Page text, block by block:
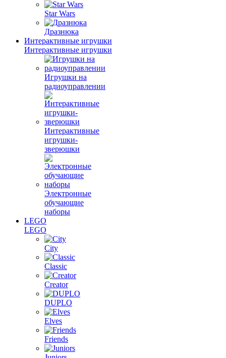
Star Wars
Дразнюка
Интерактивные игрушки
Интерактивные игрушки
Игрушки на
радиоуправлении
Интерактивные
игрушки-
зверюшки
Электронные
обучающие
наборы
LEGO
LEGO
City
Classic
Creator
DUPLO
Elves
Friends